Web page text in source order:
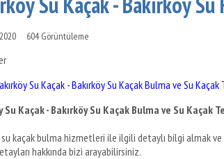
2020 604 Görüntüleme
Su Kaçak - Bakırköy Su Kaçak Bulma ve Su Kaçak
Su Kaçak - Bakırköy Su Kaçak Bulma ve Su Kaçak
su kaçak bulma hizmetleri ile ilgili detaylı bilgi almak
hakkında bizi arayabilirsiniz.